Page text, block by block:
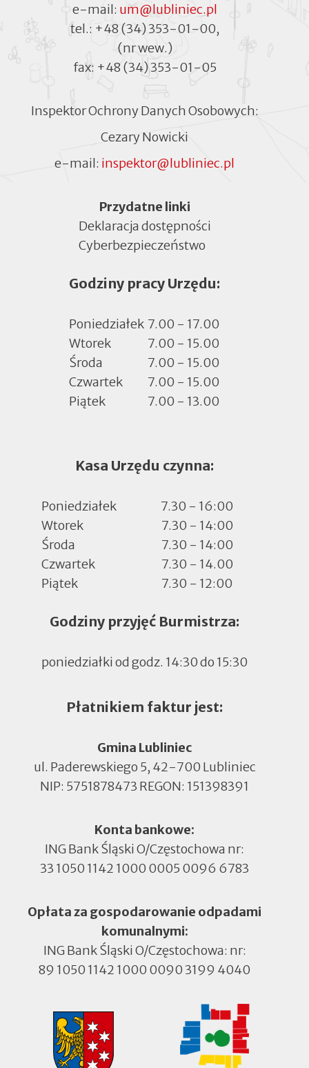
e-mail: um@lubliniec.pl
tel.: +48 (34) 353-01-00,
(nr wew.)
fax: +48 (34) 353-01-05
Inspektor Ochrony Danych Osobowych:
Cezary Nowicki
e-mail: inspektor@lubliniec.pl
MenuPrzydatne linki
Deklaracja dostępności
Cyberbezpieczeństwo
w
zakładce
Godziny pracy Urzędu:
Poniedziałek 7.00 - 17.00
Wtorek
7.00 - 15.00
Środa
7.00 - 15.00
Czwartek
7.00 - 15.00
Piątek
7.00 - 13.00
Kasa Urzędu czynna:
Poniedziałek
7.30 - 16:00
Wtorek
7.30 - 14:00
Środa
7.30 - 14:00
Czwartek
7.30 - 14.00
Piątek
7.30 - 12:00
Godziny przyjęć Burmistrza:
poniedziałki od godz. 14:30 do 15:30
Płatnikiem faktur jest:
Gmina Lubliniec
ul. Paderewskiego 5, 42-700 Lubliniec
NIP: 5751878473 REGON: 151398391
Konta bankowe:
ING Bank Śląski O/Częstochowa nr:
33 1050 1142 1000 0005 0096 6783
Opłata za gospodarowanie odpadami
komunalnymi:
ING Bank Śląski O/Częstochowa: nr:
89 1050 1142 1000 0090 3199 4040